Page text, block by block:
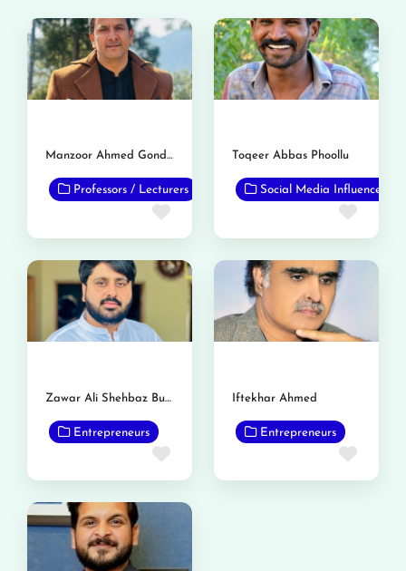
Manzoor Ahmed Gondal
Professors / Lecturers
Favorite
Toqeer Abbas Phoollu
Social Media Influencer
Zawar Ali Shehbaz Busal
Entrepreneurs
Favorite
Iftekhar Ahmed
Entrepreneurs